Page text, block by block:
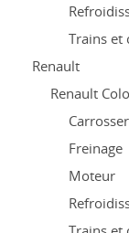
Trains et
Renault
Renault
Freinage
Moteur